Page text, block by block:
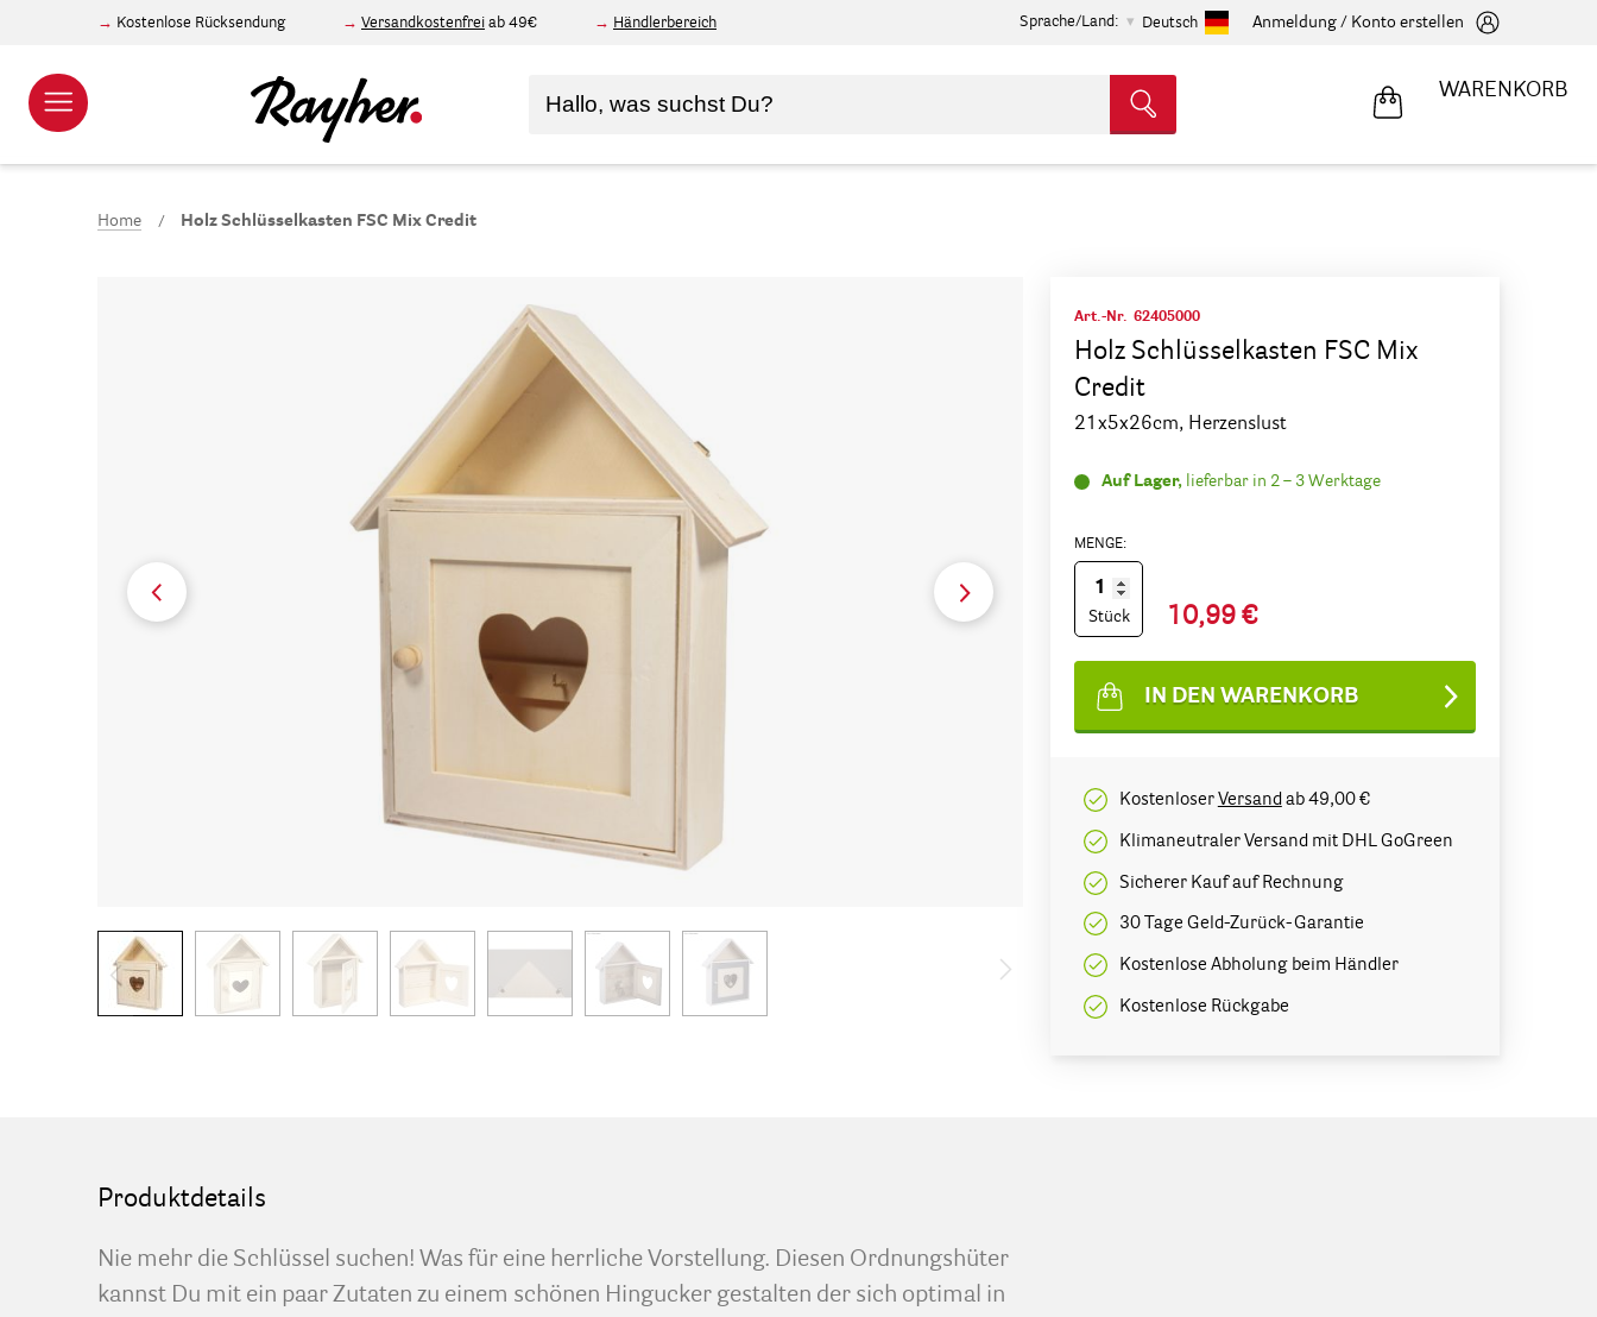
Kostenlose Rücksendung Versandkostenfrei ab 49€ Händlerbereich Sprache/Land: Deutsch Anmeldung / Konto erstellen
WARENKORB
Home Holz Schlüsselkasten FSC Mix Credit
Art.-Nr. 62405000
Holz Schlüsselkasten FSC Mix
Credit
21x5x26cm, Herzenslust
Auf Lager, lieferbar in 2 – 3 Werktage
IN DEN WARENKORB
MENGE:
Stück 10,99 €
KostenloserVersand ab 49,00 €
Klimaneutraler Versand mit DHL GoGreen
Sicherer Kauf auf Rechnung
30 Tage Geld-Zurück-Garantie
Kostenlose Abholung beim Händler
Kostenlose Rückgabe
Produktdetails
Nie mehr die Schlüssel suchen! Was für eine herrliche Vorstellung. Diesen Ordnungshüter
kannst Du mit ein paar Zutaten zu einem schönen Hingucker gestalten der sich optimal in